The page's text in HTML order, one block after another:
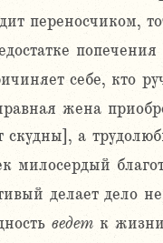
переносчиком,
попечения
себе, кто
жена
скудны], а
милосердый
делает дело
ведет к